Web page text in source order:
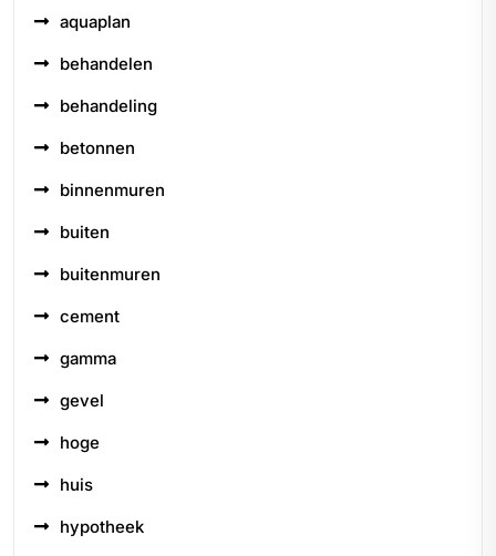
aquaplan
behandelen
behandeling
betonnen
binnenmuren
buiten
buitenmuren
cement
gamma
gevel
hoge
huis
hypotheek